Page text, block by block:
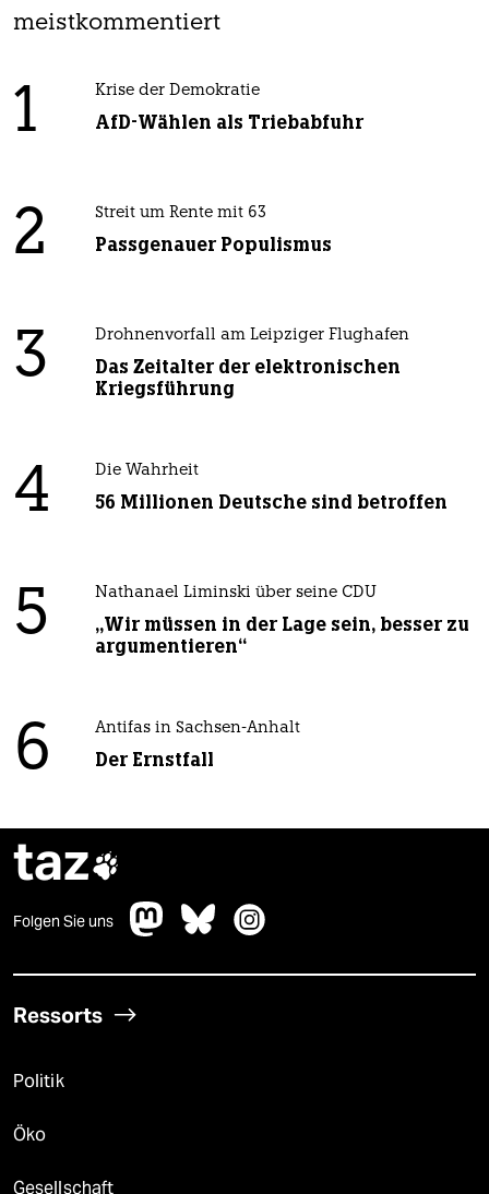
meistkommentiert
1 Krise der Demokratie
AfD-Wählen als Triebabfuhr
2 Streit um Rente mit 63
Passgenauer Populismus
3 Drohnenvorfall am Leipziger Flughafen
Das Zeitalter der elektronischen
Kriegsführung
4 Die Wahrheit
56 Millionen Deutsche sind betroffen
5 Nathanael Liminski über seine CDU
„Wir müssen in der Lage sein, besser zu
argumentieren“
6 Antifas in Sachsen-Anhalt
Der Ernstfall
taz
Folgen Sie uns
Ressorts
Politik
Öko
Gesellschaft